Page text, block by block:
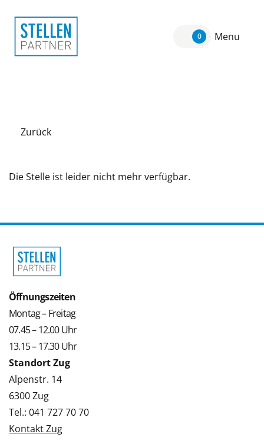
0 Menu
Zurück
Die Stelle ist leider nicht mehr verfügbar.
Öffnungszeiten
Montag – Freitag
07.45 – 12.00 Uhr
13.15 – 17.30 Uhr
Standort Zug
Alpenstr. 14
6300 Zug
Tel.: 041 727 70 70
Kontakt Zug